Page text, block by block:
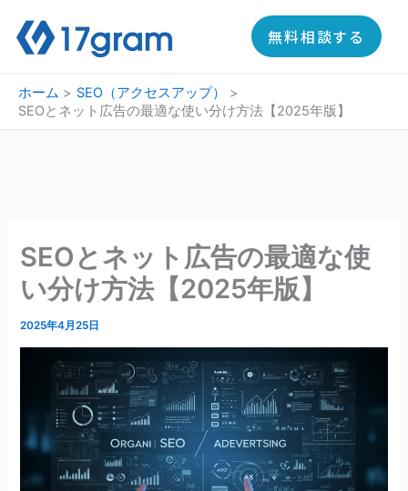
無料相談する
ホーム
SEO（アクセスアップ）
SEOとネット広告の最適な使い分け方法【2025年版】
SEOとネット広告の最適な使
い分け方法【2025年版】
2025年4月25日